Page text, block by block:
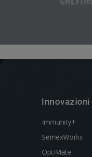
Innovazioni
Immunity+
SemexWorks
OptiMate